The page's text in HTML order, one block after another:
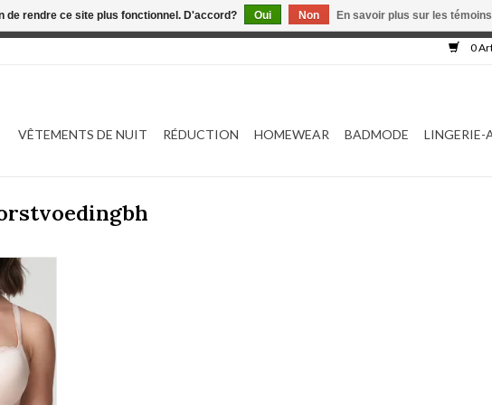
0
VÊTEMENTS DE NUIT RÉDUCTION HOMEWEAR BADMODE LINGERIE-
de rendre ce site plus fonctionnel. D'accord? Oui Non En savoir plus sur les
en construction. Toute commande passée ne sera ni traitée, ni complétée.